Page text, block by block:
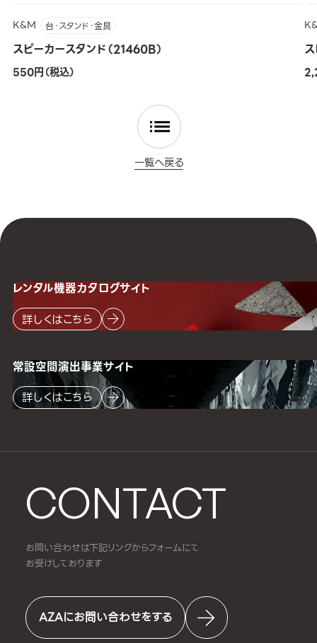
K&M 台・スタンド・金具
スピーカースタンド（21460B）
550円（税込）
一覧へ戻る
CONTACT
お問い合わせは下記リンクからフォームにて
お受けしております
AZAにお問い合わせをする
レンタル機器カタログサイト
詳しくはこちら
常設空間演出事業サイト
詳しくはこちら